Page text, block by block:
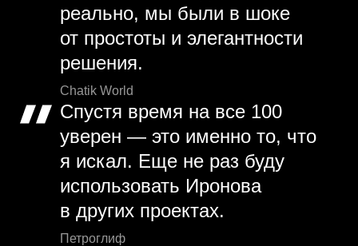
реально, мы были в шоке
от простоты и элегантности
решения.
Chatik World
Спустя время на все 100
уверен — это именно то, что
я искал. Еще не раз буду
использовать Иронова
в других проектах.
Петроглиф